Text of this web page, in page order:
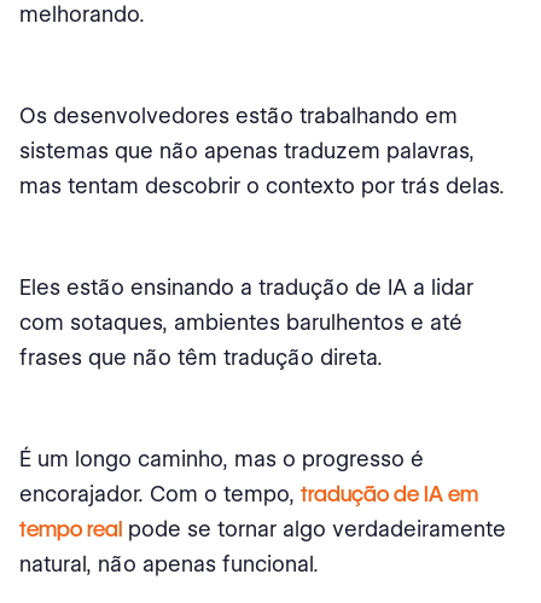
melhorando.
Os desenvolvedores estão trabalhando em
sistemas que não apenas traduzem palavras,
mas tentam descobrir o contexto por trás delas.
Eles estão ensinando a tradução de IA a lidar
com sotaques, ambientes barulhentos e até
frases que não têm tradução direta.
É um longo caminho, mas o progresso é
encorajador. Com o tempo, tradução de IA em
tempo real pode se tornar algo verdadeiramente
natural, não apenas funcional.